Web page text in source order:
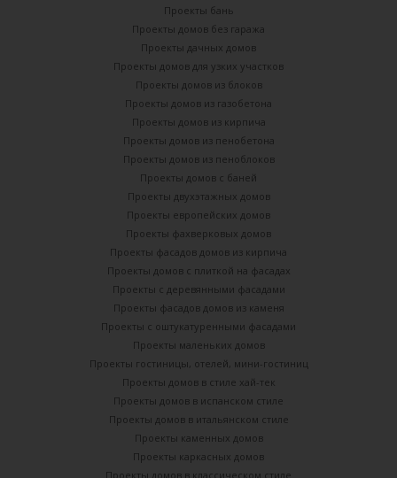
Проекты бань
Проекты домов без гаража
Проекты дачных домов
Проекты домов для узких участков
Проекты домов из блоков
Проекты домов из газобетона
Проекты домов из кирпича
Проекты домов из пенобетона
Проекты домов из пеноблоков
Проекты домов с баней
Проекты двухэтажных домов
Проекты европейских домов
Проекты фахверковых домов
Проекты фасадов домов из кирпича
Проекты домов с плиткой на фасадах
Проекты с деревянными фасадами
Проекты фасадов домов из каменя
Проекты с оштукатуренными фасадами
Проекты маленьких домов
Проекты гостиницы, отелей, мини-гостиниц
Проекты домов в стиле хай-тек
Проекты домов в испанском стиле
Проекты домов в итальянском стиле
Проекты каменных домов
Проекты каркасных домов
Проекты домов в классическом стиле